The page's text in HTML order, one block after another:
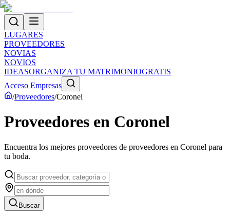
LUGARES
PROVEEDORES
NOVIAS
NOVIOS
IDEASORGANIZA TU MATRIMONIOGRATIS
Acceso Empresas
/Proveedores/Coronel
Proveedores en Coronel
Encuentra los mejores proveedores de proveedores en Coronel para
tu boda.
Buscar